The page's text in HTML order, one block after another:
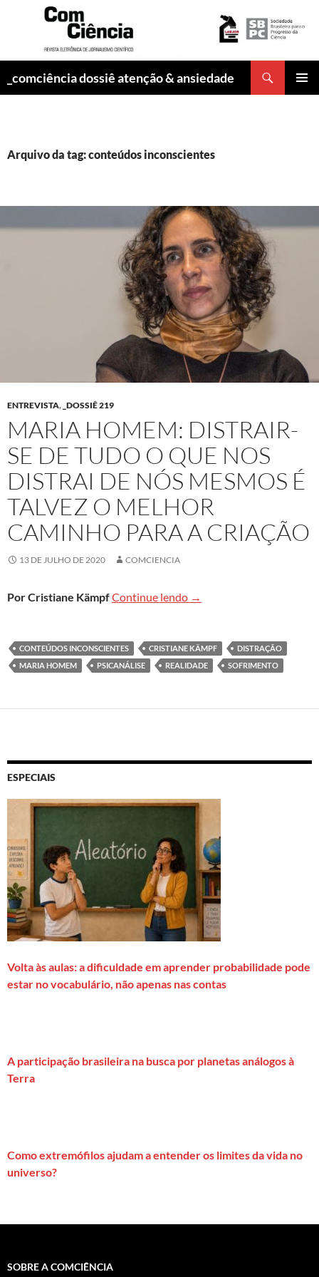
_comciência dossiê atenção & ansiedade
Arquivo da tag: conteúdos inconscientes
ENTREVISTA, _DOSSIÊ 219
MARIA HOMEM: DISTRAIR-
SE DE TUDO O QUE NOS
DISTRAI DE NÓS MESMOS É
TALVEZ O MELHOR
CAMINHO PARA A CRIAÇÃO
13 DE JULHO DE 2020 COMCIENCIA
Por Cristiane KämpfContinue lendo Maria Homem: Distrair-
→
CONTEÚDOS INCONSCIENTES CRISTIANE KÄMPF
DISTRAÇÃO
MARIA HOMEM
PSICANÁLISE REALIDADE SOFRIMENTO
ESPECIAIS
Volta às aulas: a dificuldade em aprender probabilidade pode
estar no vocabulário, não apenas nas contas
A participação brasileira na busca por planetas análogos à
Terra
Como extremófilos ajudam a entender os limites da vida no
universo?
SOBRE A COMCIÊNCIA